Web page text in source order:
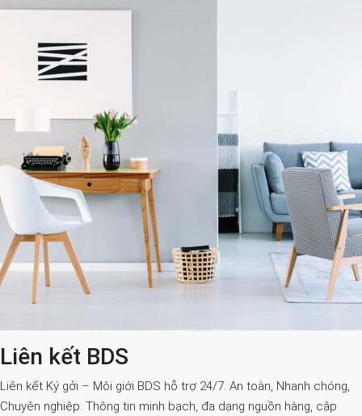
Liên kết BDS
Liên kết Ký gởi – Môi giới BDS hỗ trợ 24/7. An toàn, Nhanh chóng,
Chuyên nghiệp. Thông tin minh bạch, đa dạng nguồn hàng, cập